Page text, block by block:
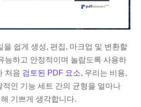
을 쉽게 생성, 편집, 마크업 및 변환할
능하고 안정적이며 놀랍도록 사용하
처음 검토된 PDF 요소, 우리는 비용,
적인 기능 세트 간의 균형을 얼마나
기쁘게 생각합니다.